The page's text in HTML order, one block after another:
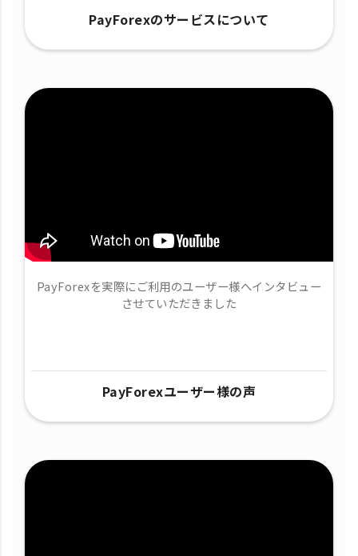
PayForexのサービスについて
PayForexを実際にご利用のユーザー様へインタビュー
させていただきました
PayForexユーザー様の声​